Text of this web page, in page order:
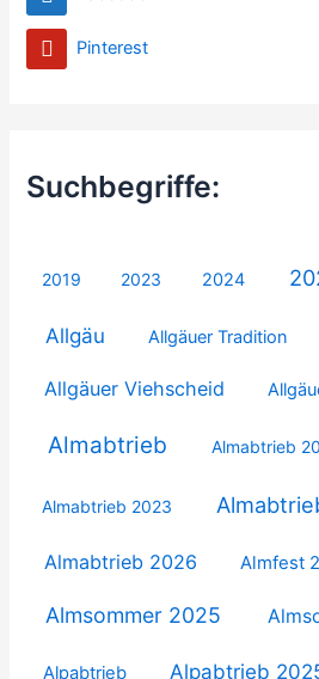
Pinterest
Suchbegriffe:
2019 2023 2024
Allgäu Allgäuer Tradition
Allgäuer Viehscheid
Almabtrieb Almabtrieb
Almabtrieb 2023
Almabtrieb 2026 Almfest
Almsommer 2025
Alpabtrieb Alpabtrieb